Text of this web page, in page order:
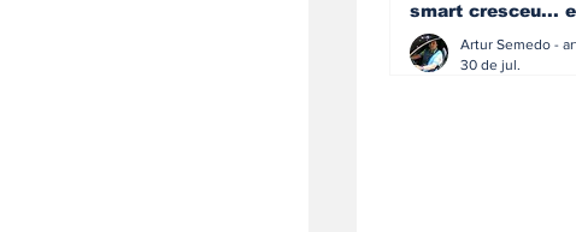
smart cresceu... e
amadureceu
30 de jul.